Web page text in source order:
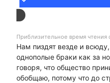
Приблизительное время чтения
Нам пиздят везде и
однополые браки как за
говоря, что общество
обобщаю, потому что до